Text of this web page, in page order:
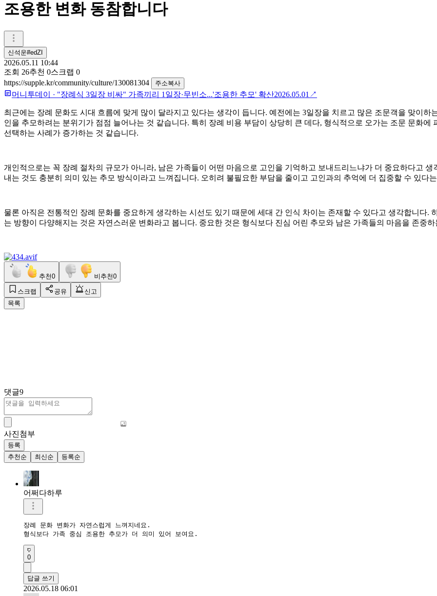
조용한 변화 동참합니다
신석운#edZI
2026.05.11 10:44
조회 26추천 0스크랩 0
https://supple.kr/community/culture/130081304
주소복사
머니투데이 · "장례식 3일장 비싸" 가족끼리 1일장·무빈소...'조용한 추모' 확산2026.05.01 ↗
최근에는 장례 문화도 시대 흐름에 맞게 많이 달라지고 있다는 생각이 듭니다. 예전에는 3일장을 치르고 많은 조문객을 맞이
인을 추모하려는 분위기가 점점 늘어나는 것 같습니다. 특히 장례 비용 부담이 상당히 큰 데다, 형식적으로 오가는 조문 문화
선택하는 사례가 증가하는 것 같습니다.
개인적으로는 꼭 장례 절차의 규모가 아니라, 남은 가족들이 어떤 마음으로 고인을 기억하고 보내드리느냐가 더 중요하다고
내는 것도 충분히 의미 있는 추모 방식이라고 느껴집니다. 오히려 불필요한 부담을 줄이고 고인과의 추억에 더 집중할 수 있다
물론 아직은 전통적인 장례 문화를 중요하게 생각하는 시선도 있기 때문에 세대 간 인식 차이는 존재할 수 있다고 생각합니다.
는 방향이 다양해지는 것은 자연스러운 변화라고 봅니다. 중요한 것은 형식보다 진심 어린 추모와 남은 가족들의 마음을 존중
추천0 비추천0
스크랩 공유
신고
목록
댓글9
사진첨부
등록
추천순
최신순 등록순
어쩌다하루
장례 문화 변화가 자연스럽게 느껴지네요.
형식보다 가족 중심 조용한 추모가 더 의미 있어 보여요.
0
답글 쓰기
2026.05.18 06:01